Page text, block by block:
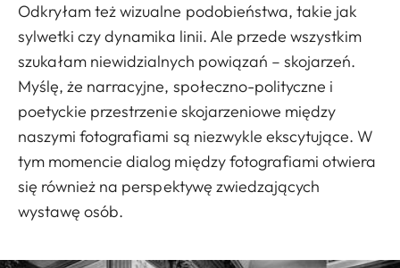
Odkryłam też wizualne podobieństwa, takie jak
sylwetki czy dynamika linii. Ale przede wszystkim
szukałam niewidzialnych powiązań – skojarzeń.
Myślę, że narracyjne, społeczno-polityczne i
poetyckie przestrzenie skojarzeniowe między
naszymi fotografiami są niezwykle ekscytujące. W
tym momencie dialog między fotografiami otwiera
się również na perspektywę zwiedzających
wystawę osób.